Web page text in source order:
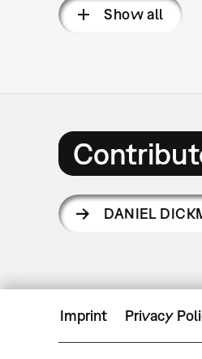
Show all
DANIEL
Imprint Privacy